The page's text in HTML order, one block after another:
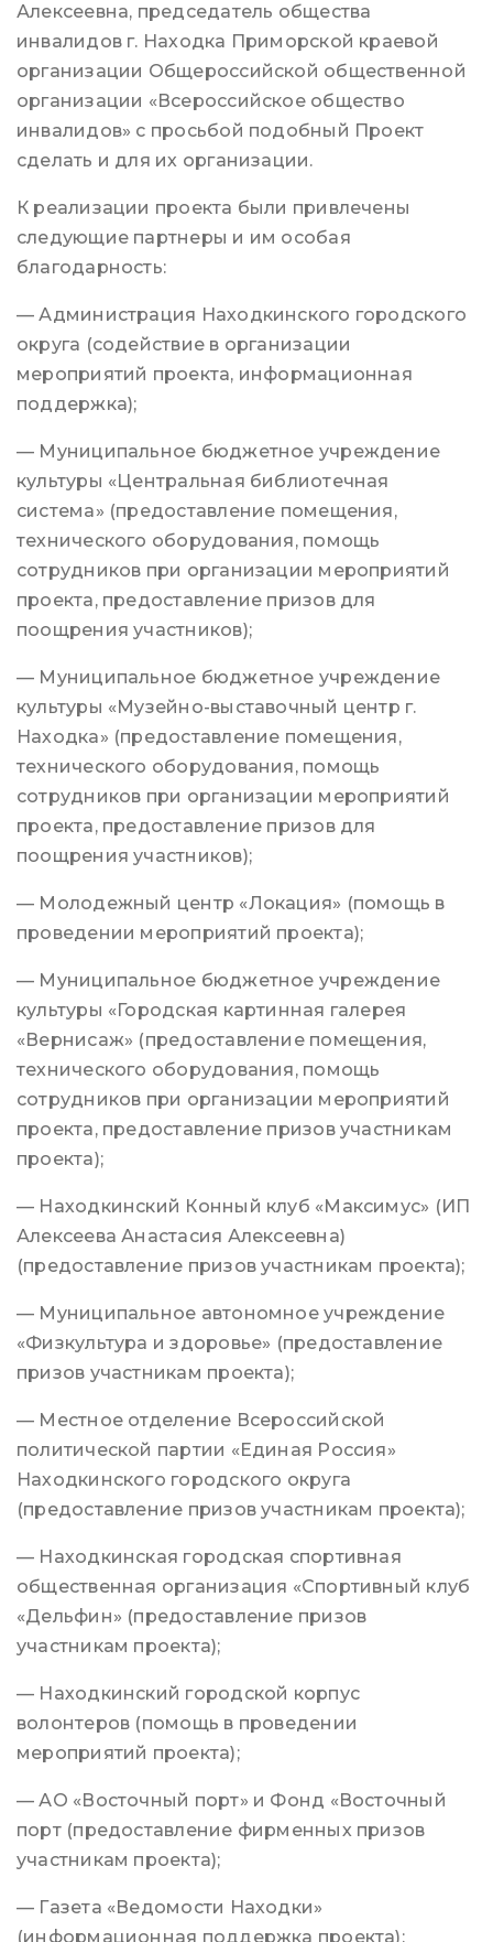
Алексеевна, председатель общества
инвалидов г. Находка Приморской краевой
организации Общероссийской общественной
организации «Всероссийское общество
инвалидов» с просьбой подобный Проект
сделать и для их организации.
К реализации проекта были привлечены
следующие партнеры и им особая
благодарность:
— Администрация Находкинского городского
округа (содействие в организации
мероприятий проекта, информационная
поддержка);
— Муниципальное бюджетное учреждение
культуры «Центральная библиотечная
система» (предоставление помещения,
технического оборудования, помощь
сотрудников при организации мероприятий
проекта, предоставление призов для
поощрения участников);
— Муниципальное бюджетное учреждение
культуры «Музейно-выставочный центр г.
Находка» (предоставление помещения,
технического оборудования, помощь
сотрудников при организации мероприятий
проекта, предоставление призов для
поощрения участников);
— Молодежный центр «Локация» (помощь в
проведении мероприятий проекта);
— Муниципальное бюджетное учреждение
культуры «Городская картинная галерея
«Вернисаж» (предоставление помещения,
технического оборудования, помощь
сотрудников при организации мероприятий
проекта, предоставление призов участникам
проекта);
— Находкинский Конный клуб «Максимус» (ИП
Алексеева Анастасия Алексеевна)
(предоставление призов участникам проекта);
— Муниципальное автономное учреждение
«Физкультура и здоровье» (предоставление
призов участникам проекта);
— Местное отделение Всероссийской
политической партии «Единая Россия»
Находкинского городского округа
(предоставление призов участникам проекта);
— Находкинская городская спортивная
общественная организация «Спортивный клуб
«Дельфин» (предоставление призов
участникам проекта);
— Находкинский городской корпус
волонтеров (помощь в проведении
мероприятий проекта);
— АО «Восточный порт» и Фонд «Восточный
порт (предоставление фирменных призов
участникам проекта);
— Газета «Ведомости Находки»
(информационная поддержка проекта);